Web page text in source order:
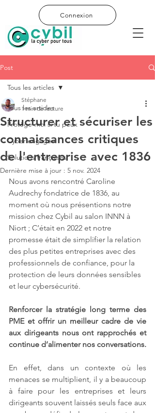
Connexion
Post
Tous les articles
Protège-moi si tu peux
Cyber engagée
Solutions françaises
Tous les articles
Structurer et sécuriser les
connaissances critiques
de l'entreprise avec 1836
Stéphane
1 min de lecture
Dernière mise à jour : 5 nov. 2024
Nous avons rencontré Caroline
Audrechy fondatrice de 1836, au
moment où nous présentions notre
mission chez Cybil au salon INNN à
Niort ; C’était en 2022 et notre
promesse était de simplifier la relation
des plus petites entreprises avec des
professionnels de confiance, pour la
protection de leurs données sensibles
et leur cybersécurité.
Renforcer la stratégie long terme des
PME et offrir un meilleur cadre de vie
aux dirigeants nous ont rapprochés et
continue d’alimenter nos conversations.
En effet, dans un contexte où les
menaces se multiplient, il y a beaucoup
à faire pour les entreprises et leurs
dirigeants souvent laissés seuls face aux